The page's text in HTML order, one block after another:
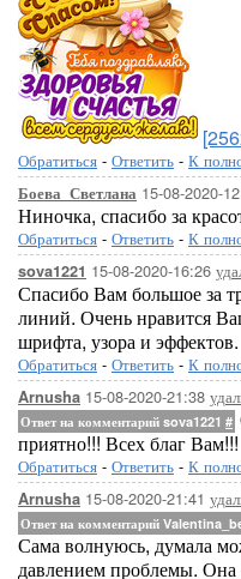
Обратиться - Ответить - К
Боева_Светлана 15-08-2020-
Ниночка, спасибо за
Обратиться - Ответить - К
sova1221 15-08-2020-16:26
Спасибо Вам большое за
линий. Очень нравится
шрифта, узора и эффектов.
Обратиться - Ответить - К
Arnusha 15-08-2020-21:38
Ответ на комментарий sova1221 #
приятно!!! Всех благ Вам!!!
Обратиться - Ответить - К
Arnusha 15-08-2020-21:41
Ответ на комментарий
Сама волнуюсь, думала
давлением проблемы. Она